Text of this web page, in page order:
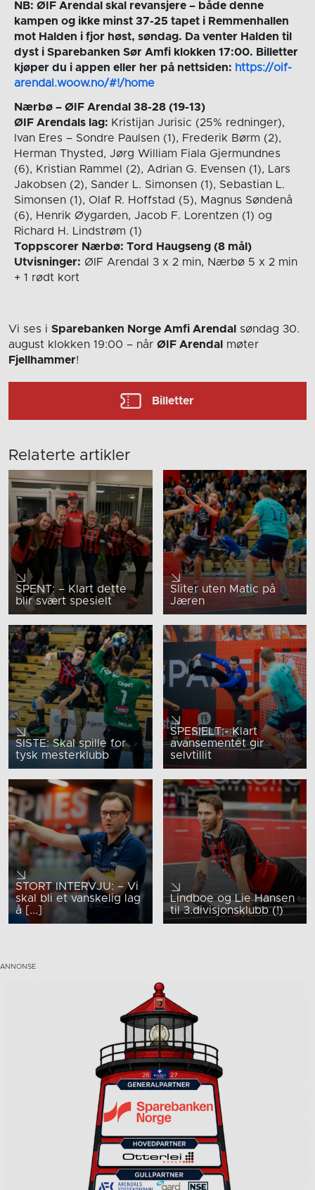
NB: ØIF Arendal skal revansjere – både denne
kampen og ikke minst 37-25 tapet i Remmenhallen
mot Halden i fjor høst, søndag. Da venter Halden til
dyst i Sparebanken Sør Amfi klokken 17:00. Billetter
kjøper du i appen eller her på nettsiden: https://oif-
arendal.woow.no/#!/home
Nærbø – ØIF Arendal 38-28 (19-13)
ØIF Arendals lag: Kristijan Jurisic (25% redninger),
Ivan Eres – Sondre Paulsen (1), Frederik Børm (2),
Herman Thysted, Jørg William Fiala Gjermundnes
(6), Kristian Rammel (2), Adrian G. Evensen (1), Lars
Jakobsen (2), Sander L. Simonsen (1), Sebastian L.
Simonsen (1), Olaf R. Hoffstad (5), Magnus Søndenå
(6), Henrik Øygarden, Jacob F. Lorentzen (1) og
Richard H. Lindstrøm (1)
Toppscorer Nærbø: Tord Haugseng (8 mål)
Utvisninger: ØIF Arendal 3 x 2 min, Nærbø 5 x 2 min
+ 1 rødt kort
Vi ses i Sparebanken Norge Amfi Arendal
søndag 30.
august klokken 19:00 – når ØIF Arendal
møter
Fjellhammer!
Billetter
Relaterte artikler
SPENT: – Klart dette
blir svært spesielt
Sliter uten Matic på
Jæren
SISTE: Skal spille for
tysk mesterklubb
SPESIELT:- Klart
avansementet gir
selvtillit
STORT INTERVJU: – Vi
skal bli et vanskelig lag
å [...]
Lindboe og Lie Hansen
til 3.divisjonsklubb (!)